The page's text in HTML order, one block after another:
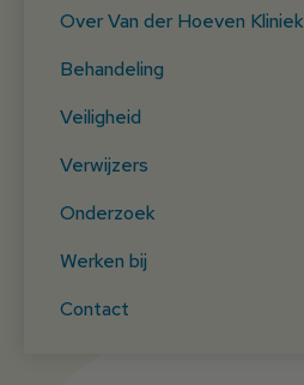
Over Van der Hoeven Kliniek
Behandeling
Veiligheid
Verwijzers
Onderzoek
Werken bij
Contact